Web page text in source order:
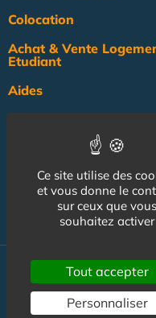
Colocation
Achat & Vente
Etudiant
Aides
NOS AUTRES SITES :
© Australis 2026 - Tous
Ce site utilise des
et vous donne le
sur ceux que vous
souhaitez activer
Tout accepter
Personnaliser